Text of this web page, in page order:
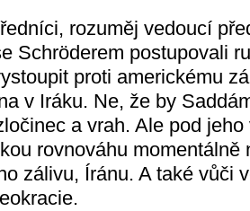
rozuměj vedoucí
Schröderem postupovali
proti americkému
v Iráku. Ne, že by
a vrah. Ale pod
rovnováhu momentálně
zálivu, Íránu. A také vůči